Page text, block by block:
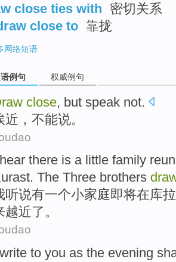
close ties with 密切关系
close to 靠拢
网络短语
例句 权威例句
close, but speak not.
近 ， 不能说。
hear there is alittle family
. The Three brothers
听说有一个小家庭即将在库拉
越近了。
write to you as the evening